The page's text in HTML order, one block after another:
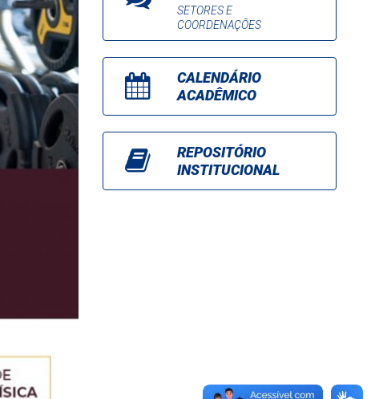
SETORES E
COORDENAÇÕES
CALENDÁRIO
ACADÊMICO
REPOSITÓRIO
INSTITUCIONAL